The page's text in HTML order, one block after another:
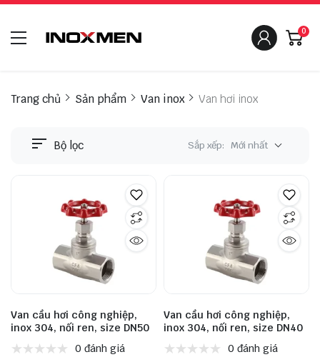
0
Trang chủ Sản phẩm Van inox Van hơi inox
Bộ lọc Sắp xếp: Mới nhất
Van cầu hơi công nghiệp,
inox 304, nối ren, size DN50
0 đánh giá
Van cầu hơi công nghiệp,
inox 304, nối ren, size DN40
0 đánh giá